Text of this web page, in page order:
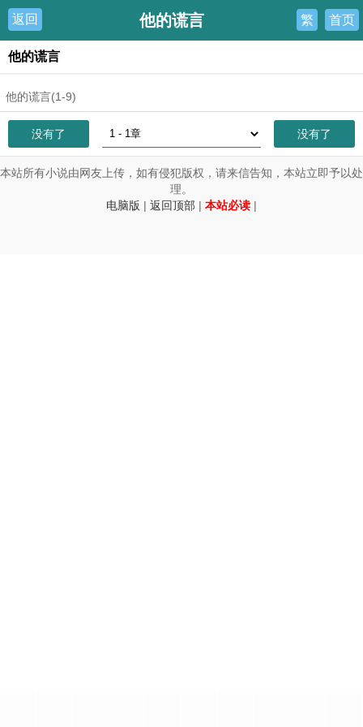
返回 他的谎言 繁 首页
他的谎言
他的谎言(1-9)
没有了 没有了
本站所有小说由网友上传，如有侵犯版权，请来信告知，本站立即予以处
理。
电脑版 | 返回顶部 | 本站必读 |